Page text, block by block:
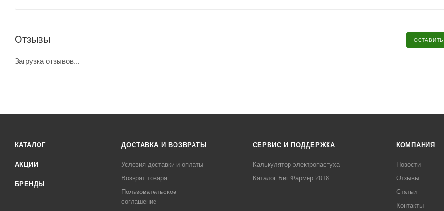
Отзывы
Загрузка отзывов...
КАТАЛОГ
АКЦИИ
БРЕНДЫ
ДОСТАВКА И ВОЗВРАТЫ
Условия доставки и оплаты
Возврат товара
Пользовательское
соглашение
СЕРВИС И ПОДДЕРЖКА
Калькулятор электропастуха
Каталог Биг Фармер 2018
КОМПАНИЯ
Новости
Отзывы
Статьи
Контакты